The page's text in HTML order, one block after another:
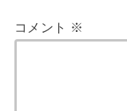
コメント ※